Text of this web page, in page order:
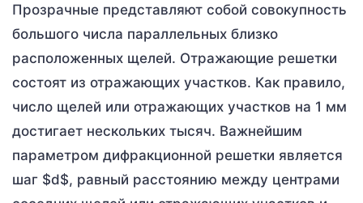
Прозрачные представляют собой совокупность
большого числа параллельных близко
расположенных щелей. Отражающие решетки
состоят из отражающих участков. Как правило,
число щелей или отражающих участков на 1 мм
достигает нескольких тысяч. Важнейшим
параметром дифракционной решетки является
шаг $d$, равный расстоянию между центрами